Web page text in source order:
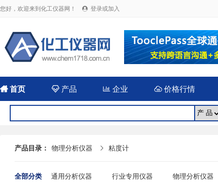
您好，欢迎来到化工仪器网！  登录或加入
首页 产品  企业 价格行情
产品目录： 物理分析仪器  粘度计
全部分类 通用分析仪器 行业专用仪器 物理分析仪器